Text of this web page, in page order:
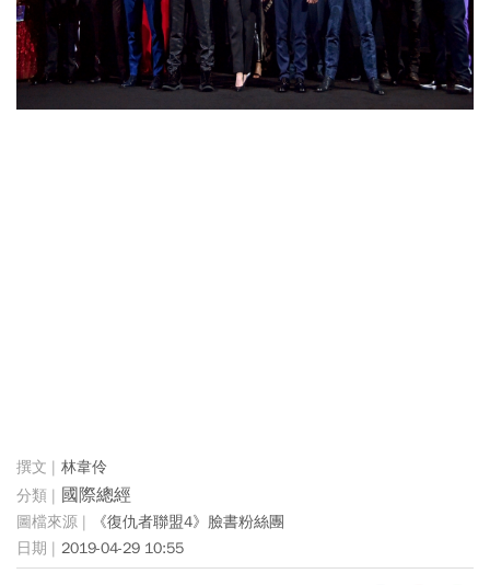
林韋伶
國際總經
《復仇者聯盟4》臉書粉絲團
2019-04-29 10:55